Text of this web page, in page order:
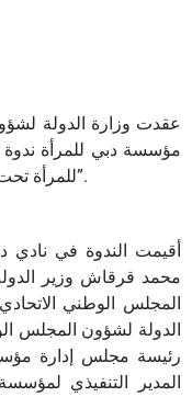
عقدت وزارة الدولة
مؤسسة دبي للمرأة ندوة
للمرأة تحت عنوان “المرأة الإماراتية وبرنامج التمكين”.
أقيمت الندوة في نادي
محمد قرقاش وزير
المجلس الوطني
الدولة لشؤون المجلس
رئيسة مجلس إدارة
المدير التنفيذي